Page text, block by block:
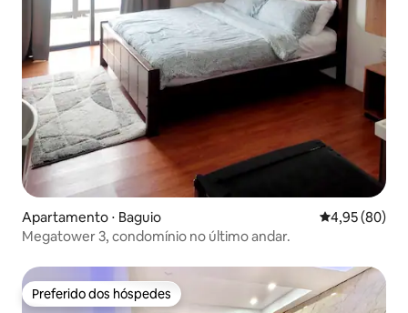
Apartamento ⋅ Baguio 4,95 de uma
4,95 (80)
Megatower 3, condomínio no último andar.
Preferido dos hóspedes
Preferido dos hóspedes